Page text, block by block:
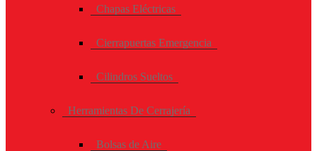
Chapas Eléctricas
Cierrapuertas Emergencia
Cilindros Sueltos
Herramientas De Cerrajería
Bolsas de Aire